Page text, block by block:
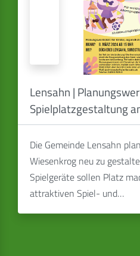
Lensahn |
Spielplatzgestaltung
Die Gemeinde Lensahn
Wiesenkrog neu zu
Spielgeräte sollen Platz
attraktiven Spiel- und…